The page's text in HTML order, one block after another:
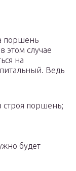
поршень
этом случае
на
Ведь
поршень;
будет